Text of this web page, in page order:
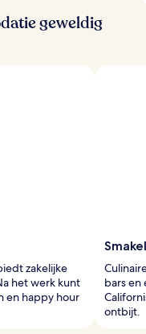
geweldig
zakelijke
het werk kunt
en happy hour
bars en
ontbijt.